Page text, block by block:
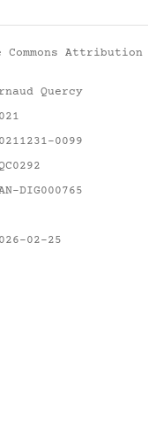
Commons
Quercy
0099
DIG000765
02-25